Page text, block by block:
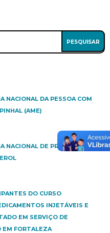
NACIONAL DA PESSOA COM
(AME)
NACIONAL DE PREVENÇÃO E
DO CURSO
INJETÁVEIS E
EM SERVIÇO DE
EM FORTALEZA